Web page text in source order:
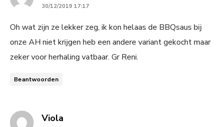
30/12/2019 17:17
Oh wat zijn ze lekker zeg, ik kon helaas de BBQsaus bij
onze AH niet krijgen heb een andere variant gekocht maar
zeker voor herhaling vatbaar. Gr Reni.
Beantwoorden
Viola